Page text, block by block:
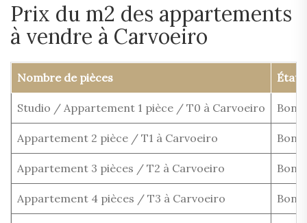
Prix du m2 des appartements
à vendre à Carvoeiro
Nombre de pièces État
Studio / Appartement 1 pièce / T0 à Carvoeiro Bon
Appartement 2 pièce / T1 à Carvoeiro Bon
Appartement 3 pièces / T2 à Carvoeiro Bon
Appartement 4 pièces / T3 à Carvoeiro Bon